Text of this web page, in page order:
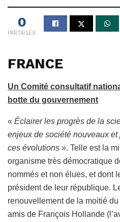
0
PARTAGES
FRANCE
Un Comité consultatif
botte du gouvernement
« Éclairer les progrès de la
enjeux de société nouveaux
ces évolutions ». Telle est la
organisme très démocratique
nommés et non élues, et dont
président de leur république.
renouvellement de la moitié
amis de François Hollande